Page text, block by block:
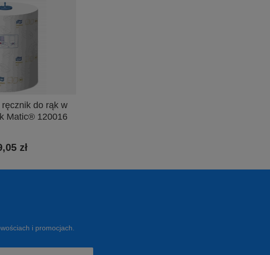
do rąk w
Matic® 120016
zł
i promocjach.